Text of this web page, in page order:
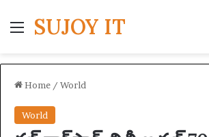
Menu
SUJOY IT
Home / World
World